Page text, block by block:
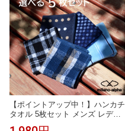
【ポイントアップ中！】ハンカチ
タオル 5枚セット メンズ レディ
ース ハンカチセット ハンドタオ